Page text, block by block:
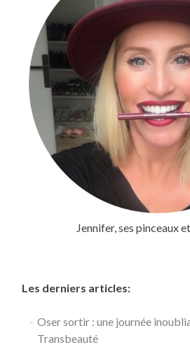
Jennifer, ses pinceaux
Les derniers articles:
Oser sortir : une journée
Transbeauté